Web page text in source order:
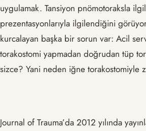
uygulamak. Tansiyon pnömotoraksla
prezentasyonlarıyla ilgilendiğini
kurcalayan başka bir sorun var: Acil
torakostomi yapmadan doğrudan tüp
sizce? Yani neden iğne torakostomiyle
Journal of Trauma’da 2012 yılında